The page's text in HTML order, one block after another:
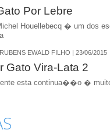
Por Lebre
Houellebecq � um dos
EWALD FILHO | 23/06/2015
Gato Vira-Lata 2
esta continua��o �